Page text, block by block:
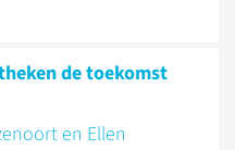
de toekomst
en Ellen